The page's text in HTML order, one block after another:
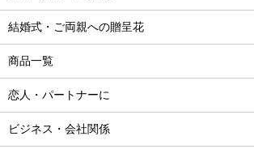
結婚式・ご両親への贈呈花
商品一覧
恋人・パートナーに
ビジネス・会社関係